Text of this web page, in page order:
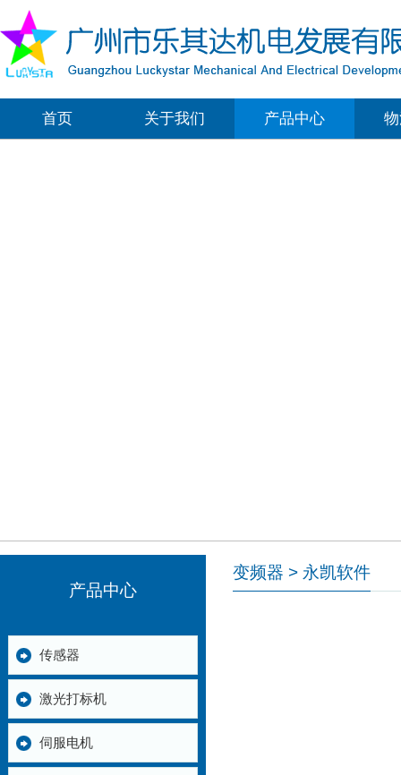
首页 关于我们 产品中心
产品中心
传感器
激光打标机
伺服电机
变频器 > 永凯软件